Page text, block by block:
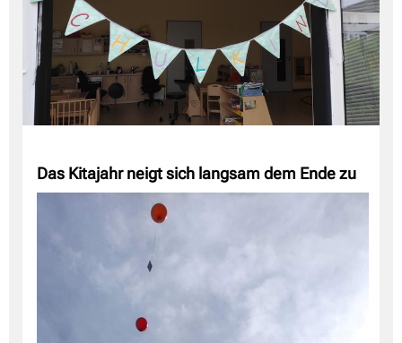
Das Kitajahr neigt sich langsam dem Ende zu